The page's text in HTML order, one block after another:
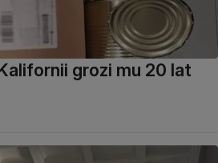
grozi mu 20 lat